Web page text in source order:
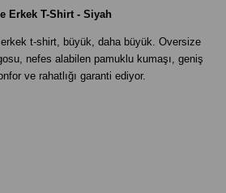
Erkek T-Shirt - Siyah
t-shirt, büyük, daha büyük. Oversize
nefes alabilen pamuklu kumaşı, geniş
ve rahatlığı garanti ediyor.